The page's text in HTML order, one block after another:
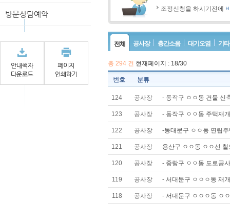
방문상담예약
조정신청을 하시기전에
전체 공사장 층간소음 대기오염 기타
총 294 건 현재페이지 : 18/30
번호 분류
124 공사장 - 동작구 ㅇㅇ동 건물 신
123 공사장 - 동작구 ㅇㅇ동 주택재
122 공사장 -동대문구 ㅇㅇ동 연립
121 공사장 용산구 ㅇㅇ동 ㅇㅇ선
120 공사장 - 중랑구 ㅇㅇ동 도로공
119 공사장 - 서대문구 ㅇㅇㅇ동 재
118 공사장 - 서대문구 ㅇㅇㅇ동 ㅇ